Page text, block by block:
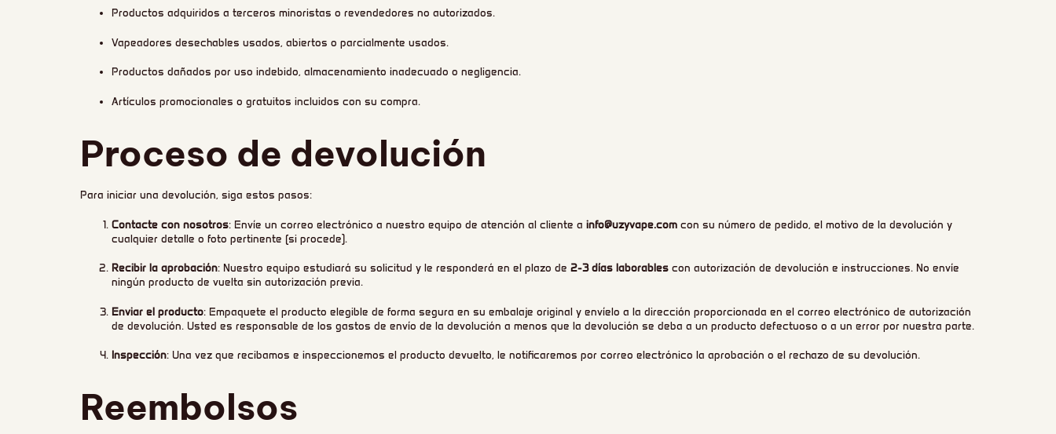
Productos adquiridos a terceros minoristas o revendedores no autorizados.
Vapeadores desechables usados, abiertos o parcialmente usados.
Productos dañados por uso indebido, almacenamiento inadecuado o negligencia.
Artículos promocionales o gratuitos incluidos con su compra.
Proceso de devolución
Para iniciar una devolución, siga estos pasos:
Contacte con nosotros: Envíe un correo electrónico a nuestro equipo de atención al cliente a info@uzyvape.com con su número de pedido, el motivo de la devolución y
cualquier detalle o foto pertinente (si procede).
Recibir la aprobación: Nuestro equipo estudiará su solicitud y le responderá en el plazo de 2-3 días laborables con autorización de devolución e instrucciones. No envíe
ningún producto de vuelta sin autorización previa.
Enviar el producto: Empaquete el producto elegible de forma segura en su embalaje original y envíelo a la dirección proporcionada en el correo electrónico de autorización
de devolución. Usted es responsable de los gastos de envío de la devolución a menos que la devolución se deba a un producto defectuoso o a un error por nuestra parte.
Inspección: Una vez que recibamos e inspeccionemos el producto devuelto, le notificaremos por correo electrónico la aprobación o el rechazo de su devolución.
Reembolsos